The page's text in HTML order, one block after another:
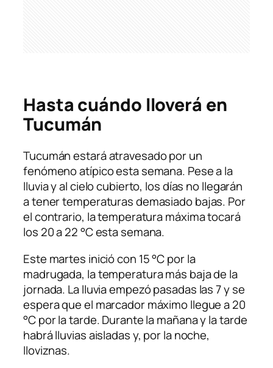
Hasta cuándo lloverá en
Tucumán
Tucumán estará atravesado por un
fenómeno atípico esta semana. Pese a la
lluvia y al cielo cubierto, los días no llegarán
a tener temperaturas demasiado bajas. Por
el contrario, la temperatura máxima tocará
los 20 a 22 °C esta semana.
Este martes inició con 15 °C por la
madrugada, la temperatura más baja de la
jornada. La lluvia empezó pasadas las 7 y se
espera que el marcador máximo llegue a 20
°C por la tarde. Durante la mañana y la tarde
habrá lluvias aisladas y, por la noche,
lloviznas.